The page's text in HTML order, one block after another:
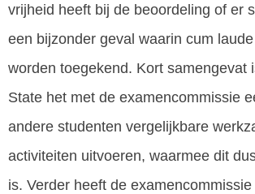
vrijheid heeft bij de beoordeling of er
een bijzonder geval waarin cum
worden toegekend. Kort samengevat
State het met de examencommissie
andere studenten vergelijkbare
activiteiten uitvoeren, waarmee dit
is. Verder heeft de